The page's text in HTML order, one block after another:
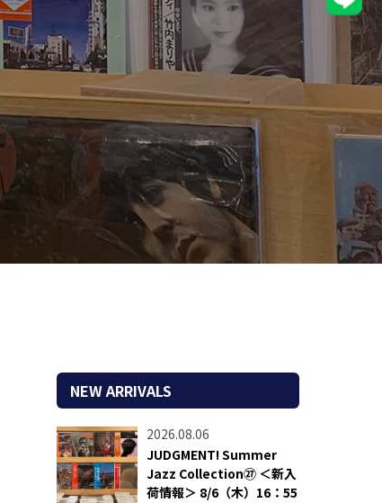
NEW ARRIVALS
2026.08.06
JUDGMENT! Summer
Jazz Collection㉗ ＜新入
荷情報＞ 8/6（木）16：55